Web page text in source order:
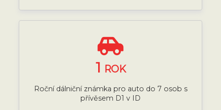
1 ROK
Roční dálniční známka pro auto do 7 osob s
přívěsem D1 v ID